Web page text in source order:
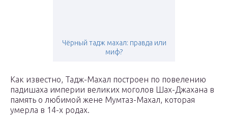
Чёрный тадж махал: правда или
миф?
Как известно, Тадж-Махал построен по повелению
падишаха империи великих моголов Шах-Джахана в
память о любимой жене Мумтаз-Махал, которая
умерла в 14-х родах.